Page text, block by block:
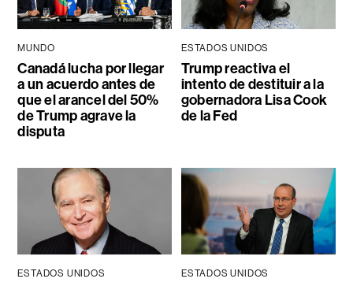
MUNDO
Canadá lucha por llegar
a un acuerdo antes de
que el arancel del 50%
de Trump agrave la
disputa
ESTADOS UNIDOS
Trump reactiva el
intento de destituir a la
gobernadora Lisa Cook
de la Fed
ESTADOS UNIDOS ESTADOS UNIDOS